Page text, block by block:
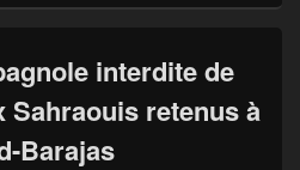
interdite de
Sahraouis retenus à
Barajas